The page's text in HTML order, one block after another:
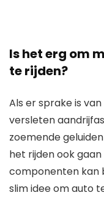
Is het erg om
te rijden?
Als er sprake is
versleten
zoemende
het rijden ook
componenten kan
slim idee om auto